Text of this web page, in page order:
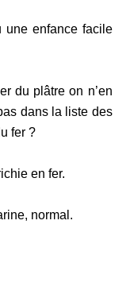
enfance facile
du plâtre on n’en
dans la liste des
fer ?
en fer.
normal.